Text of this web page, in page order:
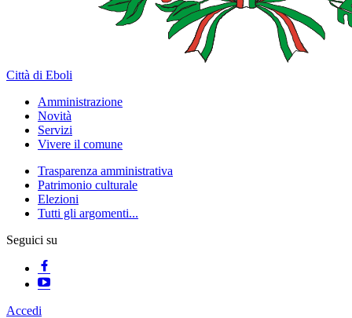
Città di Eboli
Amministrazione
Novità
Servizi
Vivere il comune
Trasparenza amministrativa
Patrimonio culturale
Elezioni
Tutti gli argomenti...
Seguici su
Accedi